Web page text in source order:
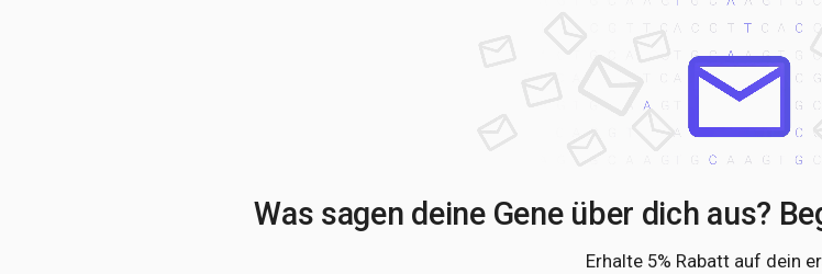
Was sagen deine Gene über dich aus?
Erhalte 5% Rabatt auf dein